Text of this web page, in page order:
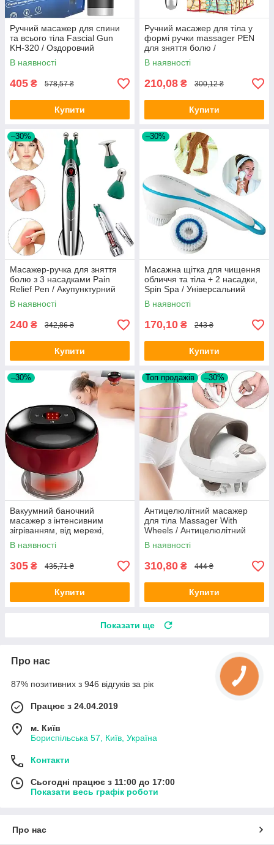
Ручний масажер для спини
та всього тіла Fascial Gun
KH-320 / Оздоровчий
массажер
В наявності
405 ₴ 578,57 ₴
Купити
Ручний масажер для тіла у
формі ручки massager PEN
для зняття болю /
Акупунктурна масажна ручка
В наявності
210,08 ₴ 300,12 ₴
Купити
–30%
Масажер-ручка для зняття
болю з 3 насадками Pain
Relief Pen / Акупунктурний
портативний масажер
В наявності
240 ₴ 342,86 ₴
Купити
–30%
Масажна щітка для чищення
обличчя та тіла + 2 насадки,
Spin Spa / Універсальний
набір для вмивання
В наявності
170,10 ₴ 243 ₴
Купити
–30%
Вакуумний баночний
масажер з інтенсивним
зігріванням, від мережі,
Червоний / Антицелюлітний
масажер
В наявності
305 ₴ 435,71 ₴
Купити
Топ продажів –30%
Антицелюлітний масажер
для тіла Massager With
Wheels / Антицелюлітний
роликовий масажер /
Масажер для обличчя
В наявності
310,80 ₴ 444 ₴
Купити
Показати ще
Про нас
87% позитивних з 946 відгуків за рік
Працює з 24.04.2019
м. Київ
Бориспільська 57, Київ, Україна
Контакти
Сьогодні працює з 11:00 до 17:00
Показати весь графік роботи
Про нас